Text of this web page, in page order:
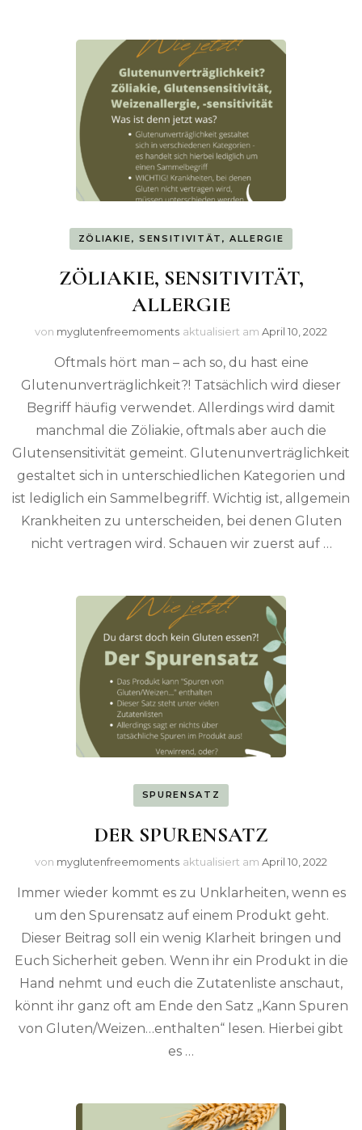
ZÖLIAKIE, SENSITIVITÄT, ALLERGIE
ZÖLIAKIE, SENSITIVITÄT,
ALLERGIE
von myglutenfreemoments aktualisiert am April 10, 2022
Oftmals hört man – ach so, du hast eine
Glutenunverträglichkeit?! Tatsächlich wird dieser
Begriff häufig verwendet. Allerdings wird damit
manchmal die Zöliakie, oftmals aber auch die
Glutensensitivität gemeint. Glutenunverträglichkeit
gestaltet sich in unterschiedlichen Kategorien und
ist lediglich ein Sammelbegriff. Wichtig ist, allgemein
Krankheiten zu unterscheiden, bei denen Gluten
nicht vertragen wird. Schauen wir zuerst auf …
SPURENSATZ
DER SPURENSATZ
von myglutenfreemoments aktualisiert am April 10, 2022
Immer wieder kommt es zu Unklarheiten, wenn es
um den Spurensatz auf einem Produkt geht.
Dieser Beitrag soll ein wenig Klarheit bringen und
Euch Sicherheit geben. Wenn ihr ein Produkt in die
Hand nehmt und euch die Zutatenliste anschaut,
könnt ihr ganz oft am Ende den Satz „Kann Spuren
von Gluten/Weizen…enthalten“ lesen. Hierbei gibt
es …